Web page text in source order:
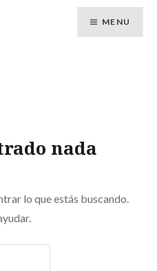
MENU
nada
lo que estás buscando.